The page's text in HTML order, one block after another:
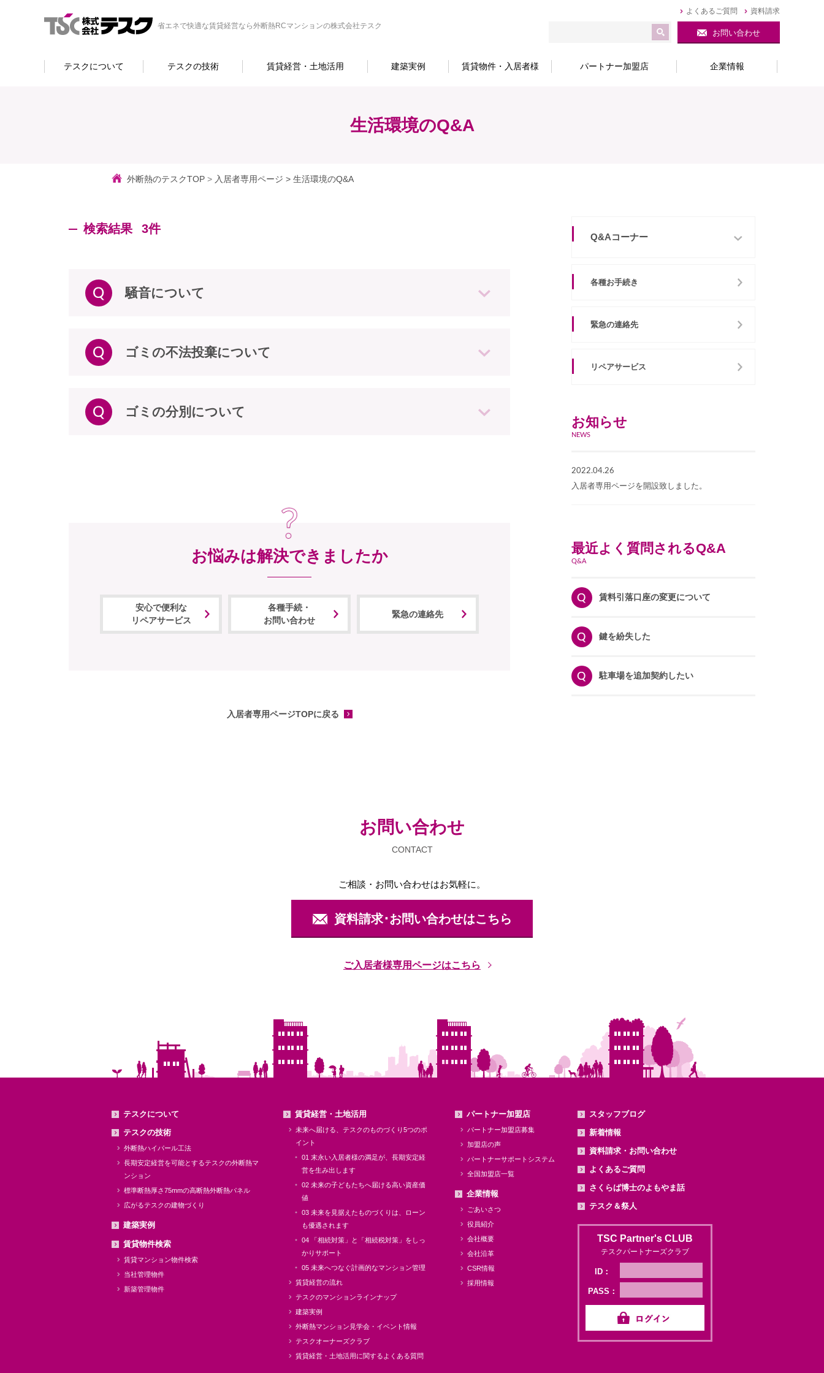
省エネで快適な賃貸経営なら外断熱RCマンションの株式会社テスク
資料請求
よくあるご質問
お問い合わせ
テスクについて テスクの技術 賃貸経営・土地活用 建築実例 賃貸物件・入居者様 パートナー加盟店 企業情報
生活環境のQ&A
外断熱のテスクTOP > 入居者専用ページ > 生活環境のQ&A
Q&Aコーナー
各種お手続き
緊急の連絡先
リペアサービス
お知らせ
NEWS
2022.04.26
入居者専用ページを開設致しました。
最近よく質問されるQ&A
Q&A
賃料引落口座の変更について
鍵を紛失した
駐車場を追加契約したい
検索結果 3件
騒音について
ゴミの不法投棄について
ゴミの分別について
お悩みは解決できましたか
安心で便利な
リペアサービス
各種手続・
お問い合わせ
緊急の連絡先
入居者専用ページTOPに戻る
お問い合わせ
CONTACT
ご相談・お問い合わせはお気軽に。
資料請求･お問い合わせはこちら
ご入居者様専用ページはこちら
テスクについて
テスクの技術
外断熱ハイパール工法
長期安定経営を可能とするテスクの外断熱マ
ンション
標準断熱厚さ75mmの高断熱外断熱パネル
広がるテスクの建物づくり
建築実例
賃貸物件検索
賃貸マンション物件検索
当社管理物件
新築管理物件
賃貸経営・土地活用
未来へ届ける、テスクのものづくり5つのポ
イント
01 末永い入居者様の満足が、長期安定経
営を生み出します
02 未来の子どもたちへ届ける高い資産価
値
03 未来を見据えたものづくりは、ローン
も優遇されます
04 「相続対策」と「相続税対策」をしっ
かりサポート
05 未来へつなぐ計画的なマンション管理
賃貸経営の流れ
テスクのマンションラインナップ
建築実例
外断熱マンション見学会・イベント情報
テスクオーナーズクラブ
賃貸経営・土地活用に関するよくある質問
パートナー加盟店
パートナー加盟店募集
加盟店の声
パートナーサポートシステム
全国加盟店一覧
企業情報
ごあいさつ
役員紹介
会社概要
会社沿革
CSR情報
採用情報
スタッフブログ
新着情報
資料請求・お問い合わせ
よくあるご質問
さくらば博士のよもやま話
テスク＆祭人
TSC Partner's CLUB
テスクパートナーズクラブ
ID：
PASS：